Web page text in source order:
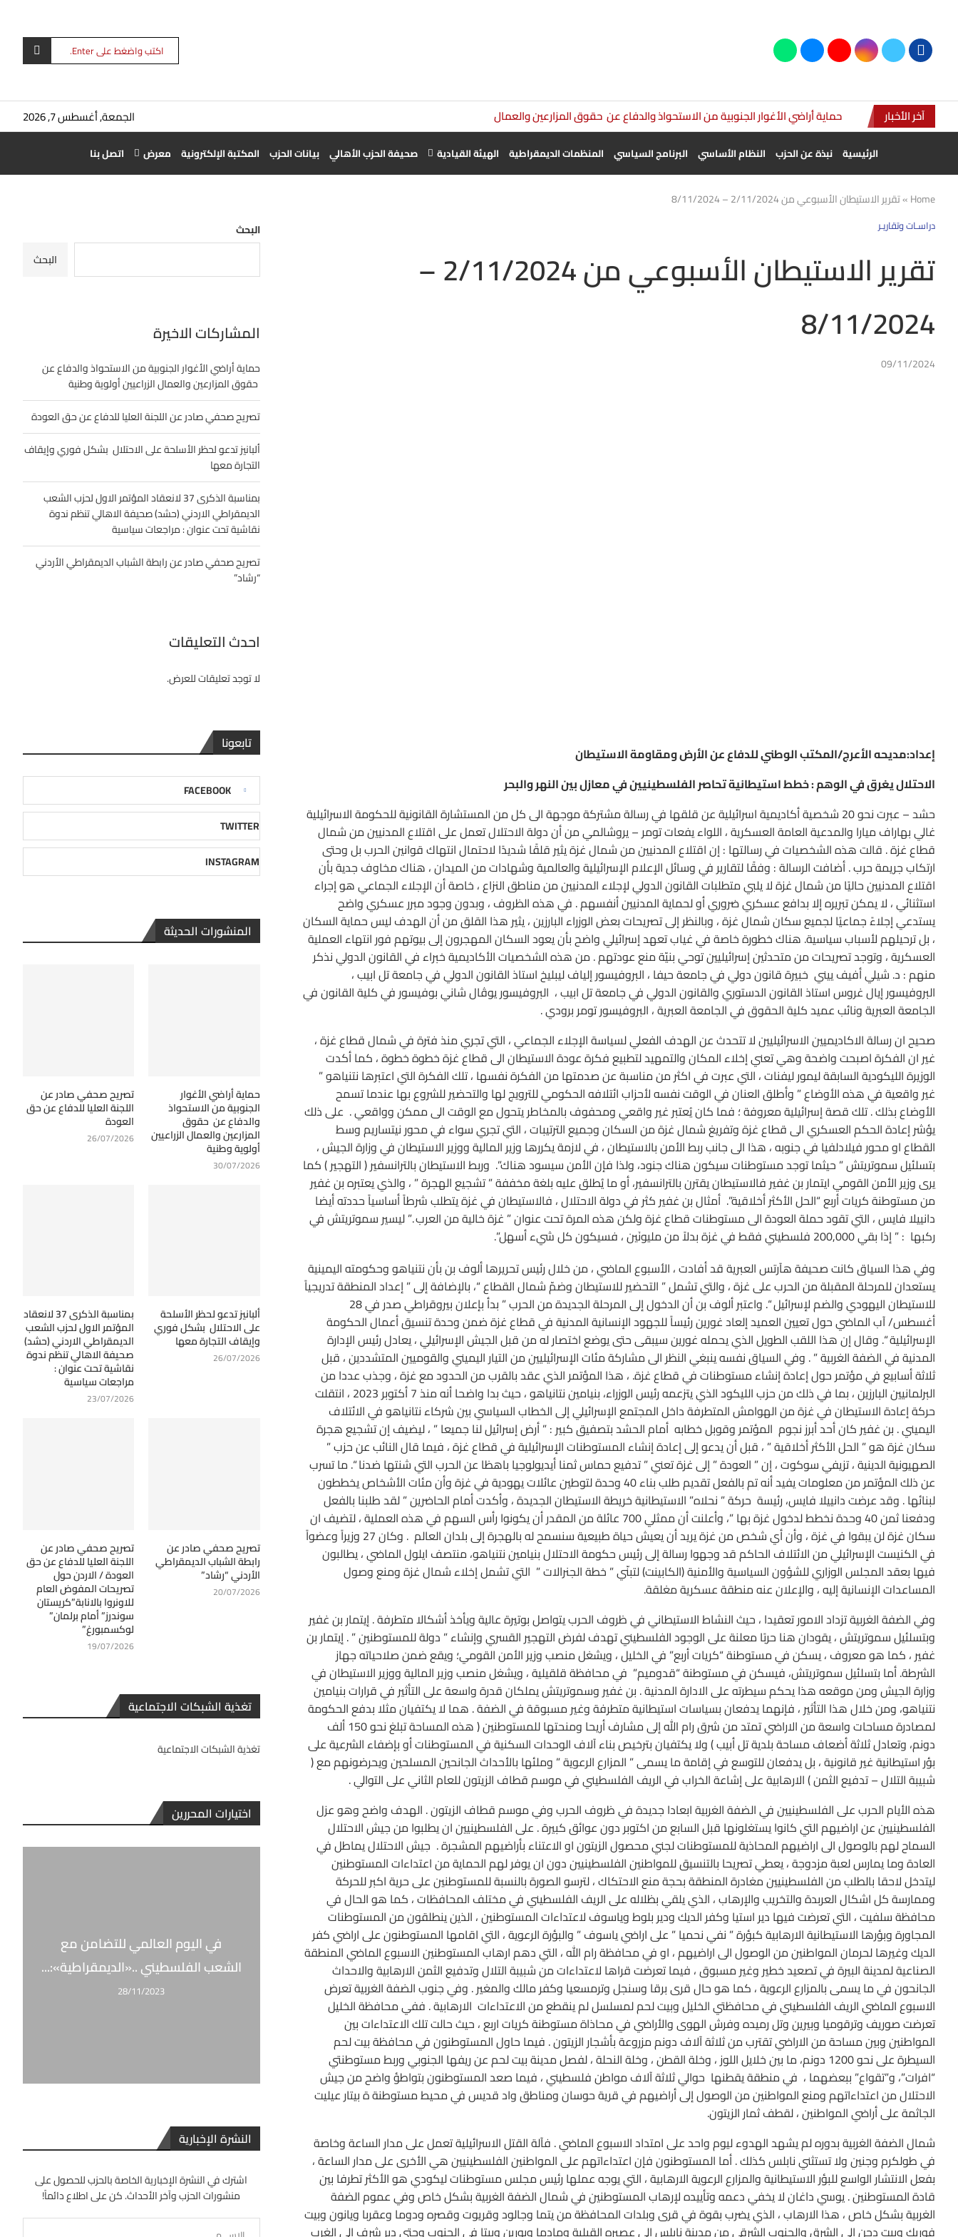
آخر الأخبار حماية أراضي الأغوار الجنوبية من الاستحواذ والدفاع عن حقوق المزارعين والعمال الزراعيين أولوية وطنية الجمعة, أغسطس 7, 2026
الرئيسية نبذة عن الحزب النظام الأساسي البرنامج السياسي المنظمات الديمقراطية الهيئة القيادية صحيفة الحزب الأهالي بيانات الحزب المكتبة الإلكترونية معرض اتصل بنا
Home
»تقرير الاستيطان الأسبوعي من 2/11/2024 – 8/11/2024
دراسـات وتقاريـر
تقرير الاستيطان الأسبوعي من 2/11/2024 –
8/11/2024
09/11/2024
إعداد:مديحه الأعرج/المكتب الوطني للدفاع عن الأرض ومقاومة الاستيطان
الاحتلال يغرق في الوهم : خطط استيطانية تحاصر الفلسطينيين في معازل بين النهر والبحر
حشد – عبرت نحو 20 شخصية أكاديمية اسرائيلية عن قلقها في رسالة مشتركة موجهة الى كل من المستشارة القانونية للحكومة الاسرائيلية
غالي بهاراف ميارا والمدعية العامة العسكرية ، اللواء يفعات تومر – يروشالمي من أن دولة الاحتلال تعمل على اقتلاع المدنيين من شمال
قطاع غزة . قالت هذه الشخصيات في رسالتها : إن اقتلاع المدنيين من شمال غزة يثير قلقًا شديدًا لاحتمال انتهاك قوانين الحرب بل وحتى
ارتكاب جريمة حرب . أضافت الرسالة : وفقًا لتقارير في وسائل الإعلام الإسرائيلية والعالمية وشهادات من الميدان ، هناك مخاوف جدية بأن
اقتلاع المدنيين حاليًا من شمال غزة لا يلبي متطلبات القانون الدولي لإجلاء المدنيين من مناطق النزاع ، خاصة أن الإجلاء الجماعي هو إجراء
استثنائي ، لا يمكن تبريره إلا بدافع عسكري ضروري أو لحماية المدنيين أنفسهم . في هذه الظروف ، وبدون وجود مبرر عسكري واضح
يستدعي إجلاءً جماعيًا لجميع سكان شمال غزة ، وبالنظر إلى تصريحات بعض الوزراء البارزين ، يثير هذا القلق من أن الهدف ليس حماية السكان
، بل ترحيلهم لأسباب سياسية. هناك خطورة خاصة في غياب تعهد إسرائيلي واضح بأن يعود السكان المهجرون إلى بيوتهم فور انتهاء العملية
العسكرية ، وتوجد تصريحات من متحدثين إسرائيليين توحي بنيّة منع عودتهم . من هذه الشخصيات الأكاديمية خبراء في القانون الدولي نذكر
منهم : د. شيلي أفيف ييني خبيرة قانون دولي في جامعة حيفا ، البروفيسور إلياف ليبليخ استاذ القانون الدولي في جامعة تل ابيب ،
البروفيسور إيال غروس استاذ القانون الدستوري والقانون الدولي في جامعة تل ابيب ، البروفيسور يوڤال شاني بوفيسور في كلية القانون في
الجامعة العبرية ونائب عميد كلية الحقوق في الجامعة العبرية ، البروفيسور تومر برودي .
صحيح ان رسالة الاكاديميين الاسرائيليين لا تتحدث عن الهدف الفعلي لسياسة الإجلاء الجماعي ، التي تجري منذ فترة في شمال قطاع غزة ،
غير ان الفكرة اصبحت واضحة وهي تعني إخلاء المكان والتمهيد لتطبيع فكرة عودة الاستيطان الى قطاع غزة خطوة خطوة ، كما أكدت
الوزيرة الليكودية السابقة ليمور ليفنات ، التي عبرت في اكثر من مناسبة عن صدمتها من الفكرة نفسها ، تلك الفكرة التي اعتبرها نتنياهو ”
غير واقعية في هذه الأوضاع ” وأطلق العنان في الوقت نفسه لأحزاب ائتلافه الحكومي للترويج لها والتحضير للشروع بها عندما تسمح
الأوضاع بذلك . تلك قصة إسرائيلية معروفة ؛ فما كان يُعتبر غير واقعي ومحفوف بالمخاطر يتحول مع الوقت الى ممكن وواقعي . على ذلك
يؤشر إعادة الحكم العسكري الى قطاع غزة وتفريغ شمال غزة من السكان وجميع الترتيبات ، التي تجري سواء في محور نيتساريم وسط
القطاع او محور فيلادلفيا في جنوبه ، هذا الى جانب ربط الأمن بالاستيطان ، في لازمة يكررها وزير المالية ووزير الاستيطان في وزارة الجيش ،
بتسلئيل سموتريتش ” حيثما توجد مستوطنات سيكون هناك جنود، ولذا فإن الأمن سيسود هناك”. وربط الاستيطان بالترانسفير ( التهجير ) كما
يرى وزير الأمن القومي ايتمار بن غفير فالاستيطان يقترن بالترانسفير، أو ما يُطلق عليه بلغة مخففة ” تشجيع الهجرة ” ، والذي يعتبره بن غفير
من مستوطنة كريات أربع “الحل الأكثر أخلاقية”. أمثال بن غفير كثر في دولة الاحتلال ، فالاستيطان في غزة يتطلب شرطاً أساسياً حددته أيضا
دانييلا فايس ، التي تقود حملة العودة الى مستوطنات قطاع غزة ولكن هذه المرة تحت عنوان ” غزة خالية من العرب .” ليسير سموتريتش في
ركبها : ” إذا بقي 200,000 فلسطيني فقط في غزة بدلاً من مليونَين ، فسيكون كل شيء أسهل”.
وفي هذا السياق كانت صحيفة هآرتس العبرية قد أفادت ، الأسبوع الماضي ، من خلال رئيس تحريرها ألوف بن بأن نتنياهو وحكومته اليمينية
يستعدان للمرحلة المقبلة من الحرب على غزة ، والتي تشمل ” التحضير للاستيطان وضمّ شمال القطاع “، بالإضافة إلى ” إعداد المنطقة تدريجياً
للاستيطان اليهودي والضم لإسرائيل “. واعتبر ألوف بن أن الدخول إلى المرحلة الجديدة من الحرب ” بدأ بإعلان بيروقراطي صدر في 28
أغسطس/ آب الماضي حول تعيين العميد إلعاد غورين رئيساً للجهود الإنسانية المدنية في قطاع غزة ضمن وحدة تنسيق أعمال الحكومة
الإسرائيلية “. وقال إن هذا اللقب الطويل الذي يحمله غورين سيبقى حتى يوضع اختصار له من قبل الجيش الإسرائيلي ، يعادل رئيس الإدارة
المدنية في الضفة الغربية ” . وفي السياق نفسه ينبغي النظر الى مشاركة مئات الإسرائيليين من التيار اليميني والقوميين المتشددين ، قبل
ثلاثة أسابيع في مؤتمر حول إعادة إنشاء مستوطنات في قطاع غزة. ، هذا المؤتمر الذي عقد بالقرب من الحدود مع غزة ، وجذب عددا من
البرلمانيين البارزين ، بما في ذلك من حزب الليكود الذي يتزعمه رئيس الوزراء، بنيامين نتانياهو ، حيث بدا واضحا أنه منذ 7 أكتوبر 2023 ، انتقلت
حركة إعادة الاستيطان في غزة من الهوامش المتطرفة داخل المجتمع الإسرائيلي إلى الخطاب السياسي بين شركاء نتانياهو في الائتلاف
اليميني . بن غفير كان أحد أبرز نجوم المؤتمر وقوبل خطابه أمام الحشد بتصفيق كبير : ” أرض إسرائيل لنا جميعا ” ، ليضيف إن تشجيع هجرة
سكان غزة هو ” الحل الأكثر أخلاقية ” ، قبل أن يدعو إلى إعادة إنشاء المستوطنات الإسرائيلية في قطاع غزة ، فيما قال النائب عن حزب ”
الصهيونية الدينية ، تزيفي سوكوت ، إن ” العودة ” إلى غزة تعني ” تدفيع حماس ثمنا أيديولوجيا باهظا عن الحرب التي شنتها ضدنا “. ما تسرب
عن ذلك المؤتمر من معلومات يفيد أنه تم بالفعل تقديم طلب بناء 40 وحدة لتوطين عائلات يهودية في غزة وأن مئات الأشخاص يخططون
لبنائها . وقد عرضت دانييلا فايس، رئيسة حركة ” نحلاه” الاستيطانية خريطة الاستيطان الجديدة ، وأكدت أمام الحاضرين ” لقد طلبنا بالفعل
ودفعنا ثمن 40 وحدة نخطط لدخول غزة بها ”، وأعلنت أن ممثلي 700 عائلة من المقدر أن يكونوا رأس السهم في هذه العملية ، لتضيف ان
سكان غزة لن يبقوا في غزة ، وأن أي شخص من غزة يريد أن يعيش حياة طبيعية سنسمح له بالهجرة إلى بلدان العالم . وكان 27 وزيراً وعضواً
في الكنيست الإسرائيلي من الائتلاف الحاكم قد وجهوا رسالة إلى رئيس حكومة الاحتلال بنيامين نتنياهو، منتصف ايلول الماضي ، يطالبون
فيها بعقد المجلس الوزاري للشؤون السياسية والأمنية (الكابينت) لتبنّي ” خطة الجنرالات ” التي تشمل إخلاء شمال غزة ومنع وصول
المساعدات الإنسانية إليه ، والإعلان عنه منطقة عسكرية مغلقة.
وفي الضفة الغربية تزداد الامور تعقيدا ، حيث النشاط الاستيطاني في ظروف الحرب يتواصل بوتيرة عالية ويأخذ أشكالا متطرفة . إيتمار بن غفير
وبتسلئيل سموتريتش ، يقودان هنا حربًا معلنة على الوجود الفلسطيني تهدف لفرض التهجير القسري وإنشاء ” دولة للمستوطنين ” . إيتمار بن
غفير ، كما هو معروف ، يسكن في مستوطنة “كريات أربع” في الخليل ، ويشغل منصب وزير الأمن القومي؛ ويقع ضمن صلاحياته جهاز
الشرطة. أما بتسلئيل سموتريتش، فيسكن في مستوطنة “قدوميم” في محافظة قلقيلية ، ويشغل منصب وزير المالية ووزير الاستيطان في
وزارة الجيش ومن موقعه هذا يحكم سيطرته على الادارة المدنية . بن غفير وسموتريتش يملكان قدرة واسعة على التأثير في قرارات بنيامين
نتنياهو، ومن خلال هذا التأثير ، فإنهما يدفعان بسياسات استيطانية متطرفة وغير مسبوقة في الضفة . هما لا يكتفيان مثلا بدفع الحكومة
لمصادرة مساحات واسعة من الاراضي تمتد من شرق رام الله إلى مشارف أريحا ومنحتها للمستوطنين ( هذه المساحة تبلغ نحو 150 ألف
دونم، وتعادل ثلاثة أضعاف مساحة بلدية تل أبيب ) ولا يكتفيان بترخيص بناء آلاف الوحدات السكنية في المستوطنات أو بإضفاء الشرعية على
بؤر استيطانية غير قانونية ، بل يدفعان للتوسع في إقامة ما يسمى ” المزارع الرعوية ” وملئها بالأحداث الجانحين المسلحين ويحرضونهم مع (
شبيبة التلال – تدفيع الثمن ) الارهابية على إشاعة الخراب في الريف الفلسطيني في موسم قطاف الزيتون للعام الثاني على التوالي .
هذه الأيام الحرب على الفلسطينيين في الضفة الغربية ابعادا جديدة في ظروف الحرب وفي موسم قطاف الزيتون . الهدف واضح وهو عزل
الفلسطينيين عن اراضيهم التي كانوا يستغلونها قبل السابع من اكتوبر دون عوائق كبيرة . على الفلسطينيين ان يطلبوا من جيش الاحتلال
السماح لهم بالوصول الى اراضيهم المحاذية للمستوطنات لجني محصول الزيتون او الاعتناء بأراضيهم المشجرة . جيش الاحتلال يماطل في
العادة وما يمارس لعبة مزدوجة ، يعطي تصريحا بالتنسيق للمواطنين الفلسطينيين دون ان يوفر لهم الحماية من اعتداءات المستوطنين
ليتدخل لاحقا بالطلب من الفلسطينيين مغادرة المنطقة بحجة منع الاحتكاك ، لترسو الصورة بالنسبة للمستوطنين على حرية اكبر للحركة
وممارسة كل اشكال العربدة والتخريب والإرهاب ، الذي يلقي بظلاله على الريف الفلسطيني في مختلف المحافظات ، كما هو الحال في
محافظة سلفيت ، التي تعرضت فيها دير استيا وكفر الديك ودير بلوط وياسوف لاعتداءات المستوطنين ، الذين ينطلقون من المستوطنات
المجاورة وبؤرها الاستيطانية الارهابية كبؤرة ” نفي نحميا ” على اراضي ياسوف ” والبؤرة الرعوية ، التي اقامها المستوطنون على اراضي كفر
الديك وغيرها لحرمان المواطنين من الوصول الى اراضيهم ، او في محافظة رام الله ، التي دهم ارهاب المستوطنين الاسبوع الماضي المنطقة
الصناعية لمدينة البيرة في تصعيد خطير وغير مسبوق ، فيما تعرضت قراها لاعتداءات من شبيبة التلال وتدفيع الثمن الارهابية والاحداث
الجانحون في ما يسمى بالمزارع الرعوية ، كما هو حال قرى برقا وسنجل وترمسعيا وكفر مالك والمغير . وفي جنوب الضفة الغربية تعرض
الاسبوع الماضي الريف الفلسطيني في محافظتي الخليل وبيت لحم لمسلسل لم ينقطع من الاعتداءات الارهابية . ففي محافظة الخليل
تعرضت صوريف وترقوميا وبيرين وتل رميده وفرش الهوى والأراضي في محاذاة مستوطنة كريات اربع ، حيث حالت تلك الاعتداءات بين
المواطنين وبين مساحة من الاراضي تقترب من ثلاثة آلاف دونم مزروعة بأشجار الزيتون . فيما حاول المستوطنون في محافظة بيت لحم
السيطرة على نحو 1200 دونم، ما بين خلايل اللوز ، وخلة القطن ، وخلة النحلة ، لفصل مدينة بيت لحم عن ريفها الجنوبي وربط مستوطنتي
“افرات”، و”تقواع” ببعضهما ، في منطقة يقطنها حوالي ثلاثة آلاف مواطن فلسطيني ، فيما صعد المستوطنون بتواطؤ واضح من جيش
الاحتلال من اعتداءاتهم ومنع المواطنين من الوصول إلى أراضيهم في قرية حوسان ومناطق واد قديس في محيط مستوطنة ة بيتار عيليت
الجاثمة على أراضي المواطنين ، لقطف ثمار الزيتون.
شمال الضفة الغربية بدوره لم يشهد الهدوء ليوم واحد على امتداد الاسبوع الماضي . فآلة القتل الاسرائيلية تعمل على مدار الساعة وخاصة
في طولكرم وجنين ولا تستثني نابلس كذلك . أما المستوطنون فإن اعتداءاتهم على المواطنين الفلسطينيين هي الأخرى على مدار الساعة ،
بفعل الانتشار الواسع للبؤر الاستيطانية والمزارع الرعوية الارهابية ، التي يوجه عملها رئيس مجلس مستوطنات ليكودي هو الأكثر تطرفا بين
قادة المستوطنين . يوسي داغان لا يخفي دعمه وتأييده لإرهاب المستوطنين في شمال الضفة الغربية بشكل خاص وفي عموم الضفة
الغربية بشكل خاص ، هذا الارهاب ، الذي يضرب بقوة في قرى وبلدات المحافظة من يتما وجالود وقريوت وقصره ودوما وعقربا ويانون وبيت
فوريك وبيت دجن الى الشرق والجنوب الشرقي من مدينة نابلس الى عصيره القبلية ومادما وبورين وبيتا في الجنوب وحتى دير شرف الى الغرب
البحث
البحث
المشاركات الاخيرة
حماية أراضي الأغوار الجنوبية من الاستحواذ والدفاع عن
حقوق المزارعين والعمال الزراعيين أولوية وطنية
تصريح صحفي صادر عن اللجنة العليا للدفاع عن حق العودة
ألبانيز تدعو لحظر الأسلحة على الاحتلال بشكل فوري وإيقاف
التجارة معها
بمناسبة الذكرى 37 لانعقاد المؤتمر الاول لحزب الشعب
الديمقراطي الاردني (حشد) صحيفة الاهالي تنظم ندوة
نقاشية تحت عنوان : مراجعات سياسية
تصريح صحفي صادر عن رابطة الشباب الديمقراطي الأردني
“رشاد”
احدث التعليقات
لا توجد تعليقات للعرض.
تابعونا
FACEBOOK
TWITTER
INSTAGRAM
المنشورات الحديثة
حماية أراضي الأغوار
الجنوبية من الاستحواذ
والدفاع عن حقوق
المزارعين والعمال الزراعيين
أولوية وطنية
30/07/2026
تصريح صحفي صادر عن
اللجنة العليا للدفاع عن حق
العودة
26/07/2026
ألبانيز تدعو لحظر الأسلحة
على الاحتلال بشكل فوري
وإيقاف التجارة معها
26/07/2026
بمناسبة الذكرى 37 لانعقاد
المؤتمر الاول لحزب الشعب
الديمقراطي الاردني (حشد)
صحيفة الاهالي تنظم ندوة
نقاشية تحت عنوان :
مراجعات سياسية
23/07/2026
تصريح صحفي صادر عن
رابطة الشباب الديمقراطي
الأردني “رشاد”
20/07/2026
تصريح صحفي صادر عن
اللجنة العليا للدفاع عن حق
العودة / الاردن حول
تصريحات المفوض العام
للاونروا بالانابة”كريستان
سوندرز” أمام برلمان”
لوكسمبورغ”
19/07/2026
تغذية الشبكات الاجتماعية
تغذية الشبكات الاجتماعية
اختيارات المحررين
في اليوم العالمي للتضامن مع
الشعب الفلسطيني ..«الديمقراطية»:...
28/11/2023
النشرة الإخبارية
اشترك في النشرة الإخبارية الخاصة بالحزب للحصول على
منشورات الحزب وآخر الأحداث. كن على اطلاع دائماً!